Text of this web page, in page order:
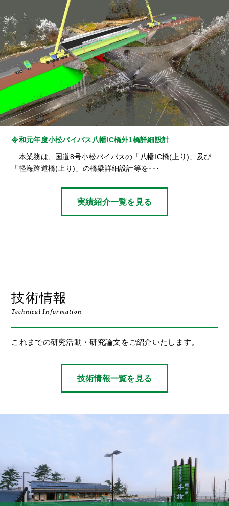
令和元年度小松バイパス八幡IC橋外1橋詳細設計
本業務は、国道8号小松バイパスの「八幡IC橋(上り)」及び
「軽海跨道橋(上り)」の橋梁詳細設計等を･･･
実績紹介一覧を見る
技術情報
Technical Information
これまでの研究活動・研究論文をご紹介いたします。
技術情報一覧を見る